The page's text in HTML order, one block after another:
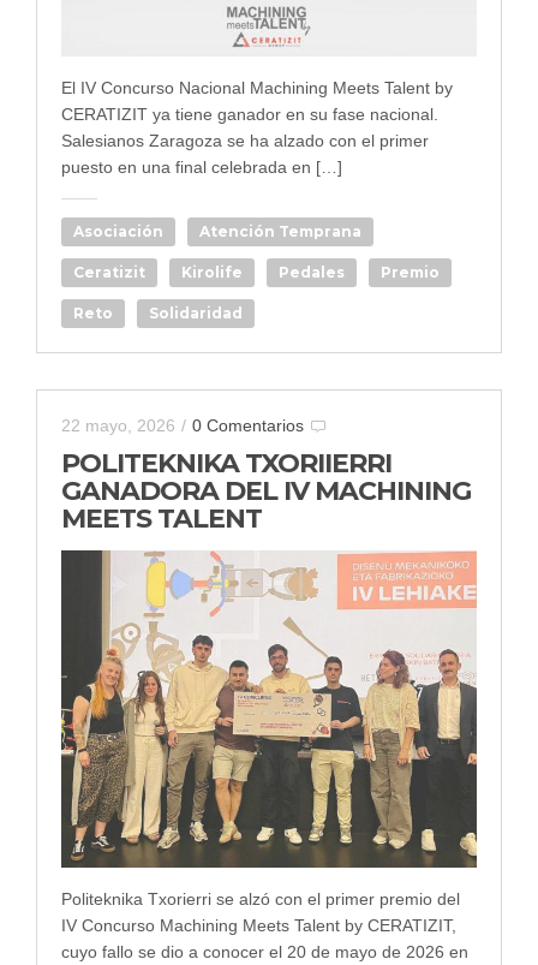
El IV Concurso Nacional Machining Meets Talent by
CERATIZIT ya tiene ganador en su fase nacional.
Salesianos Zaragoza se ha alzado con el primer
puesto en una final celebrada en […]
Asociación Atención Temprana
Ceratizit Kirolife Pedales Premio
Reto Solidaridad
22 mayo, 2026 / 0 Comentarios
POLITEKNIKA TXORIIERRI
GANADORA DEL IV MACHINING
MEETS TALENT
Politeknika Txorierri se alzó con el primer premio del
IV Concurso Machining Meets Talent by CERATIZIT,
cuyo fallo se dio a conocer el 20 de mayo de 2026 en